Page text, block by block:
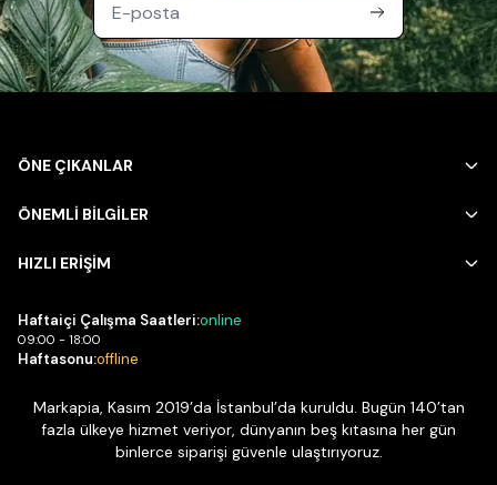
ÖNE ÇIKANLAR
ÖNEMLİ BİLGİLER
HIZLI ERİŞİM
Haftaiçi Çalışma Saatleri:online
09:00 - 18:00
Haftasonu:offline
Markapia, Kasım 2019’da İstanbul’da kuruldu. Bugün 140’tan
fazla ülkeye hizmet veriyor, dünyanın beş kıtasına her gün
binlerce siparişi güvenle ulaştırıyoruz.